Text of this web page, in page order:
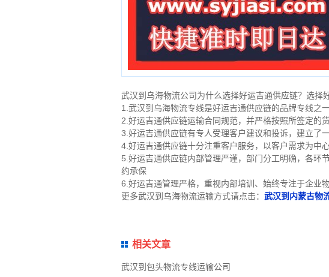
武汉到乌海物流公司为什么选择好运吉通供应链？选择
1.武汉到乌海物流专线是好运吉通供应链的品牌专线之
2.好运吉通供应链运输合同规范，并严格按照所签定的
3.好运吉通供应链有专人受理客户建议和投诉，建立了
4.好运吉通供应链十分注重客户服务，以客户需求为中
5.好运吉通供应链内部管理严谨，部门分工明确，各环
约承保
6.好运吉通管理严格，重视内部培训、始终专注于企业
更多武汉到乌海物流运输方式请点击： 武汉到内蒙古物
相关文章
武汉到包头物流专线运输公司